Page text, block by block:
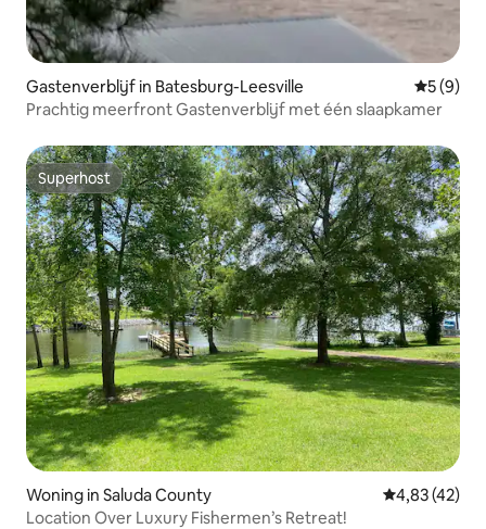
Gastenverblijf in Batesburg-Leesville
5 (9)
Prachtig meerfront Gastenverblijf met één slaapkamer
Superhost
Superhost
Woning in Saluda County Gemiddelde
4,83 (42)
Location Over Luxury Fishermen’s Retreat!